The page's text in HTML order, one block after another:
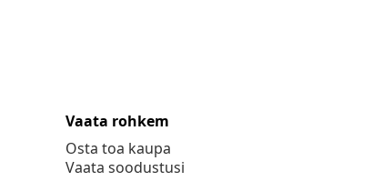
Vaata rohkem
Osta toa kaupa
Vaata soodustusi